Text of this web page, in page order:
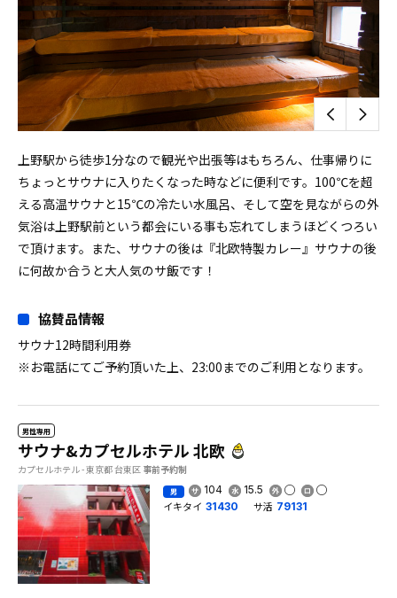
上野駅から徒歩1分なので観光や出張等はもちろん、仕事帰りに
ちょっとサウナに入りたくなった時などに便利です。100℃を超
える高温サウナと15℃の冷たい水風呂、そして空を見ながらの外
気浴は上野駅前という都会にいる事も忘れてしまうほどくつろい
で頂けます。また、サウナの後は『北欧特製カレー』サウナの後
に何故か合うと大人気のサ飯です！
協賛品情報
サウナ12時間利用券
※お電話にてご予約頂いた上、23:00までのご利用となります。
男性専用
サウナ&カプセルホテル 北欧
カプセルホテル - 東京都 台東区 事前予約制
男 104 15.5
イキタイ 31430 サ活 79131